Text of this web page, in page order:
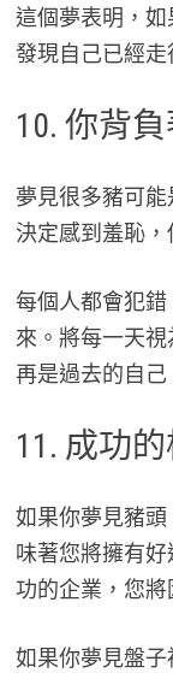
這個夢表明，
發現自己已經走
10. 你背
夢見很多豬可
決定感到羞恥，
每個人都會犯
來。將每一天
再是過去的自己
11. 成功
如果你夢見豬
味著您將擁有
功的企業，您將
如果你夢見盤